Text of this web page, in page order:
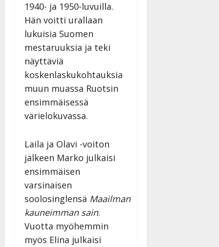
1940- ja 1950-luvuilla.
Hän voitti urallaan
lukuisia Suomen
mestaruuksia ja teki
näyttäviä
koskenlaskukohtauksia
muun muassa Ruotsin
ensimmäisessä
värielokuvassa.
Laila ja Olavi -voiton
jälkeen Marko julkaisi
ensimmäisen
varsinaisen
soolosinglensä Maailman
kauneimman sain.
Vuotta myöhemmin
myös Elina julkaisi